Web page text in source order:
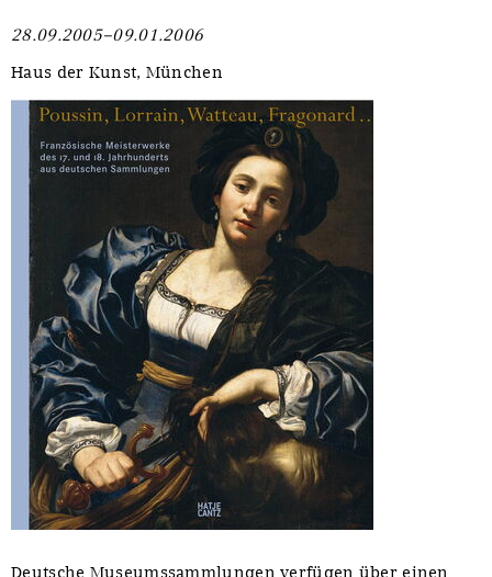
28.09.2005–09.01.2006
Haus der Kunst, München
Deutsche Museumssammlungen verfügen über einen
Zwischenfinanzierung